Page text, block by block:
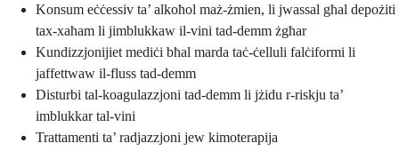
Konsum eċċessiv ta’ alkoħol maż-żmien, li jwassal għal depożiti
tax-xaħam li jimblukkaw il-vini tad-demm żgħar
Kundizzjonijiet mediċi bħal marda taċ-ċelluli falċiformi li
jaffettwaw il-fluss tad-demm
Disturbi tal-koagulazzjoni tad-demm li jżidu r-riskju ta’
imblukkar tal-vini
Trattamenti ta’ radjazzjoni jew kimoterapija